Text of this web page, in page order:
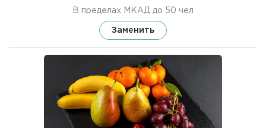
В пределах МКАД до 50 чел
Заменить